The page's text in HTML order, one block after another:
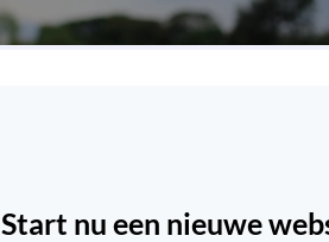
Start nu een nieuwe